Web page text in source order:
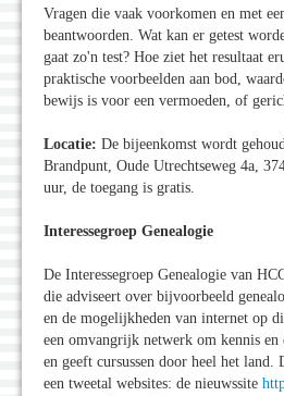
Vragen die vaak voorkomen en met
beantwoorden. Wat kan er getest
gaat zo'n test? Hoe ziet het resultaat
praktische voorbeelden aan bod,
bewijs is voor een vermoeden, of
Locatie: De bijeenkomst wordt
Brandpunt, Oude Utrechtseweg 4a,
uur, de toegang is gratis.
Interessegroep Genealogie
De Interessegroep Genealogie van
die adviseert over bijvoorbeeld
en de mogelijkheden van internet op
een omvangrijk netwerk om kennis
en geeft cursussen door heel het land.
een tweetal websites: de nieuwssite